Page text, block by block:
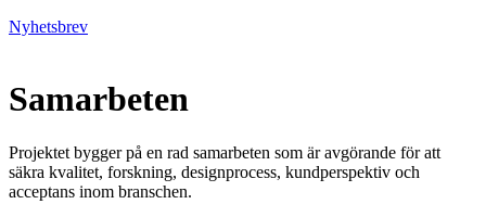
Nyhetsbrev
Samarbeten
Projektet bygger på en rad samarbeten som är avgörande för att
säkra kvalitet, forskning, designprocess, kundperspektiv och
acceptans inom branschen.